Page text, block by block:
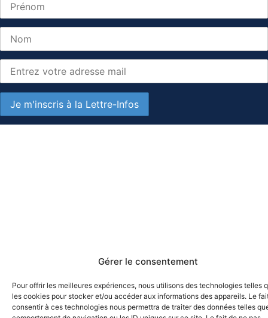
Gérer le consentement
Pour offrir les meilleures expériences, nous utilisons des technologies telles
les cookies pour stocker et/ou accéder aux informations des appareils. Le
consentir à ces technologies nous permettra de traiter des données telles